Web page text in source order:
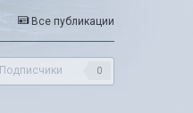
Все публикации
Подписчики 0